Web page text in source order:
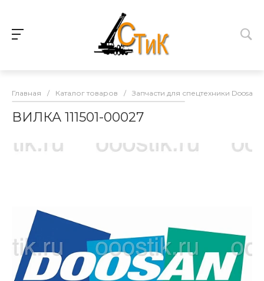
Главная / Каталог товаров / Запчасти для спецтехники Doosan
ВИЛКА 111501-00027